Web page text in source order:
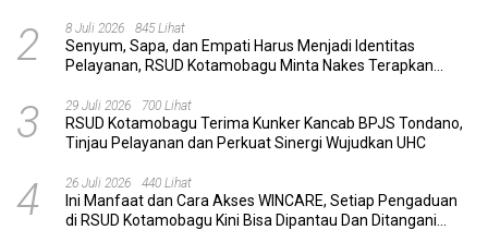
2 8 Juli 2026 845 Lihat
Senyum, Sapa, dan Empati Harus Menjadi Identitas
Pelayanan, RSUD Kotamobagu Minta Nakes Terapkan
3 29 Juli 2026 700 Lihat
RSUD Kotamobagu Terima Kunker Kancab BPJS Tondano,
Tinjau Pelayanan dan Perkuat Sinergi Wujudkan UHC
4 26 Juli 2026 440 Lihat
Ini Manfaat dan Cara Akses WINCARE, Setiap Pengaduan
di RSUD Kotamobagu Kini Bisa Dipantau Dan Ditangani